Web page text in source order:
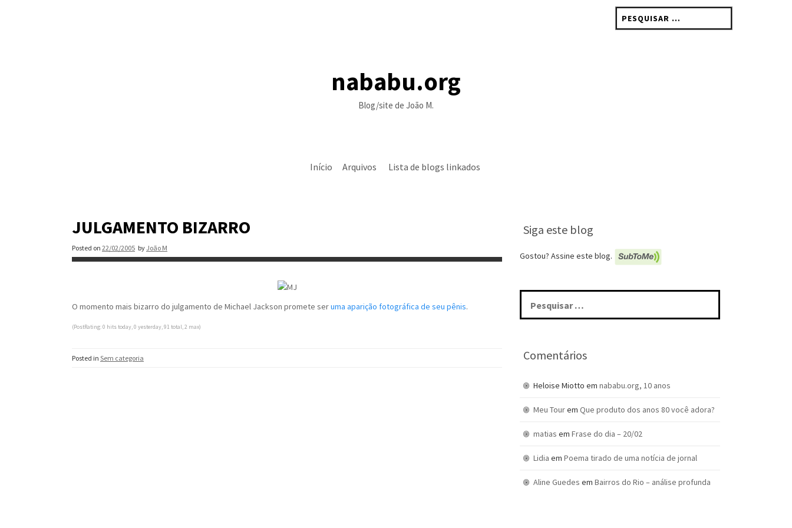
por:
nababu.org
Blog/site de João M.
Início Arquivos Lista de blogs linkados
JULGAMENTO BIZARRO
Posted on 22/02/2005 by João M
O momento mais bizarro do julgamento de Michael Jackson promete seruma aparição fotográfica de seu pênis.
(PostRating: 0 hits today, 0 yesterday, 91 total, 2 max)
Posted in Sem categoria
Siga este blog
Gostou? Assine este blog.
Pesquisar
por:
Comentários
Heloise Miotto em nababu.org, 10 anos
Meu Tourem Que produto dos anos 80 você adora?
matias em Frase do dia – 20/02
Lidia em Poema tirado de uma notícia de jornal
Aline Guedes em Bairros do Rio – análise profunda